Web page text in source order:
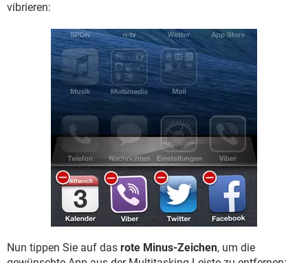
vibrieren:
Nun tippen Sie auf das rote Minus-Zeichen, um die